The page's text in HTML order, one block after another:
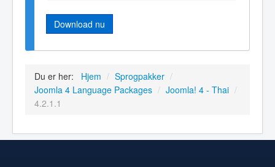
Download nu
Du er her: Hjem / Sprogpakker /
Joomla 4 Language Packages / Joomla! 4 - Thai /
4.2.1.1